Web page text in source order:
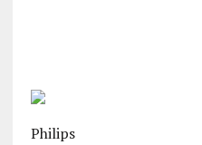
Philips